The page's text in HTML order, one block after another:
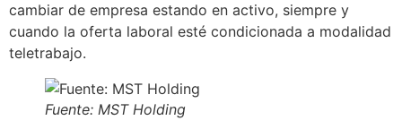
cambiar de empresa estando en activo, siempre y
cuando la oferta laboral esté condicionada a modalidad
teletrabajo.
Fuente: MST Holding